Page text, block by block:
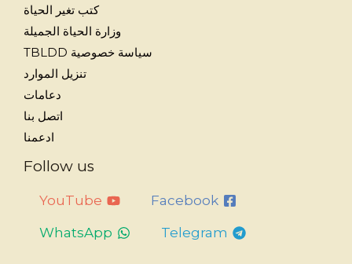
كتب تغير الحياة
وزارة الحياة الجميلة
سياسة خصوصية TBLDD
تنزيل الموارد
دعامات
اتصل بنا
ادعمنا
Follow us
Facebook
YouTube
Telegram
WhatsApp